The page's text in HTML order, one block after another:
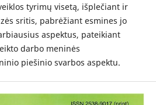
tyrimų visetą, išplečiant ir
sritis, pabrėžiant esmines jo
aspektus, pateikiant
darbo meninės
piešinio svarbos aspektu.